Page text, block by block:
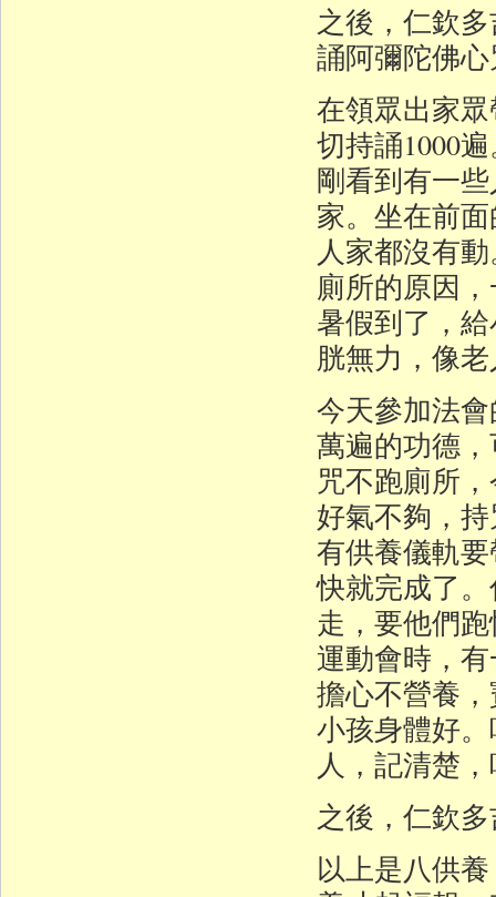
之後，仁欽
誦阿彌陀佛
在領眾出家
切持誦1000
剛看到有一
家。坐在前
人家都沒有
廁所的原因
暑假到了，
胱無力，像
今天參加法
萬遍的功德
咒不跑廁所
好氣不夠，
有供養儀軌
快就完成了
走，要他們
運動會時，
擔心不營養
小孩身體好
人，記清楚
之後，仁欽
以上是八供